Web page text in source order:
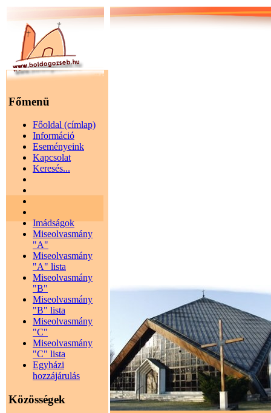
Főmenü
Főoldal (címlap)
Információ
Eseményeink
Kapcsolat
Keresés...
Imádságok
Miseolvasmány
"A"
Miseolvasmány
"A" lista
Miseolvasmány
"B"
Miseolvasmány
"B" lista
Miseolvasmány
"C"
Miseolvasmány
"C" lista
Egyházi
hozzájárulás
Közösségek